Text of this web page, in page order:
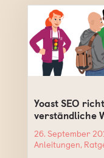
Yoast SEO
verständliche
26. September
Anleitungen,